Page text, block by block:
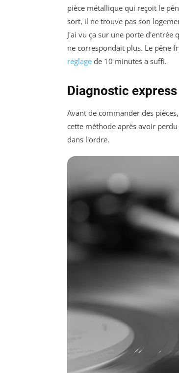
pièce métallique qui reçoit le
sort, il ne trouve pas son
J'ai vu ça sur une porte
ne correspondait plus. Le pêne
réglage de 10 minutes a suffi.
Diagnostic
Avant de commander des
cette méthode après avoir
dans l'ordre.